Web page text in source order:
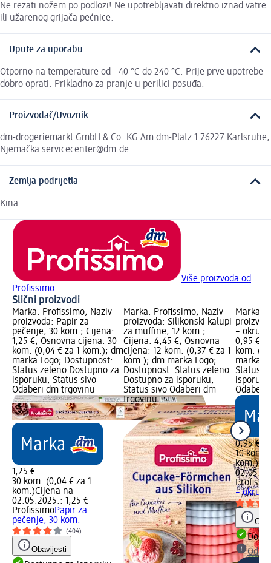
Ne rezati nožem po podlozi! Ne upotrebljavati direktno iznad vatre
ili užarenog grijača pećnice.
Upute za uporabu
Otporno na temperature od - 40 °C do 240 °C. Prije prve upotrebe
dobro oprati. Prikladno za pranje u perilici posuđa.
Proizvođač/Uvoznik
dm-drogeriemarkt GmbH & Co. KG Am dm-Platz 1 76227 Karlsruhe,
Njemačka servicecenter@dm.de
Zemlja podrijetla
Kina
Više proizvoda od
Profissimo
Slični proizvodi
Marka: Profissimo; Naziv
proizvoda: Papir za
pečenje, 30 kom.; Cijena:
1,25 €; Osnovna cijena: 30
kom. (0,04 € za 1 kom.); dm
marka Logo; Dostupnost:
Status zeleno Dostupno za
isporuku, Status sivo
Odaberi dm trgovinu
1,25 €
30 kom. (0,04 € za 1
kom.)Cijena na
02.05.2025.: 1,25 €
ProfissimoPapir za
pečenje, 30 kom.
(404)
Obavijesti
Marka: Profissimo; Naziv
proizvoda: Silikonski kalupi
za muffine, 12 kom.;
Cijena: 4,45 €; Osnovna
cijena: 12 kom. (0,37 € za 1
kom.); dm marka Logo;
Dostupnost: Status zeleno
Dostupno za isporuku,
Status sivo Odaberi dm
trgovinu
Marka:
–
0,95 €;
kom.
marka
Status
Odaberi
0,95 €
10 kom.
kom.)
–